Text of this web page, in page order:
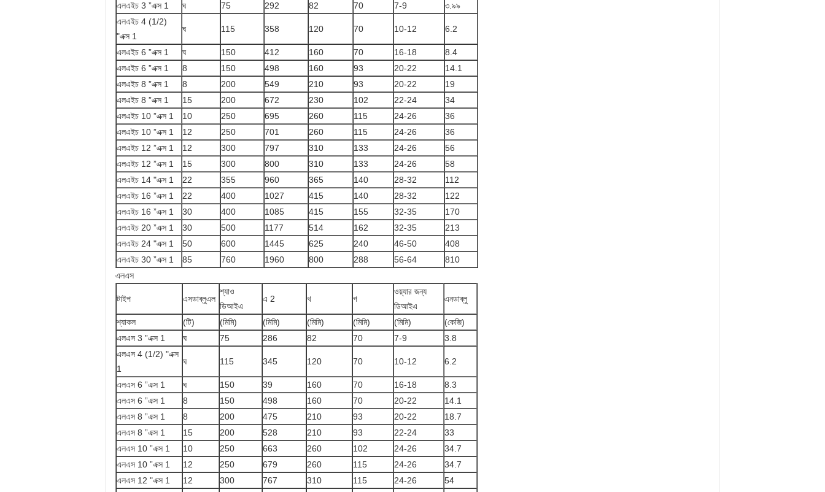
এলএইচ 3 ”এক্স 1
ঘ 75 292 82 70 7-9
৩.৯৯
এলএইচ 4 (1/2)
"এক্স 1
ঘ 115 358 120 70 10-12 6.2
এলএইচ 6 ”এক্স 1 ঘ 150 412 160 70 16-18
8.4
এলএইচ 6 ”এক্স 1
8 150 498 160 93 20-22
14.1
এলএইচ 8 ”এক্স 1
8 200 549 210 93 20-22
19
এলএইচ 8 ”এক্স 1
15 200 672 230 102 22-24
34
এলএইচ 10 ”এক্স 1
10 250 695 260 115 24-26
36
এলএইচ 10 ”এক্স 1
12 250 701 260 115 24-26
36
এলএইচ 12 ”এক্স 1
12 300 797 310 133 24-26
56
এলএইচ 12 ”এক্স 1
15 300 800 310 133 24-26
58
এলএইচ 14 "এক্স 1
22 355 960 365 140 28-32
112
এলএইচ 16 ”এক্স 1
22 400 1027 415 140 28-32
122
এলএইচ 16 ”এক্স 1
30 400 1085 415 155 32-35
170
এলএইচ 20 ”এক্স 1
30 500 1177 514 162 32-35
213
এলএইচ 24 "এক্স 1
50 600 1445 625 240 46-50
408
এলএইচ 30 ”এক্স 1
85 760 1960 800 288 56-64
810
এলএস
টাইপ এসডাব্লুএল
শ্যাও
ডিআইএ
এ 2 খ গ
ওয়্যার জন্য
ডিআইএ
এনডাব্লু
শ্যাকল (টি) (মিমি) (মিমি) (মিমি) (মিমি) (মিমি)
(কেজি)
এলএস 3 ”এক্স 1
ঘ 75 286 82 70 7-9
3.8
এলএস 4 (1/2) "এক্স
1
ঘ 115 345 120 70 10-12 6.2
এলএস 6 ”এক্স 1 ঘ 150 39 160 70 16-18
8.3
এলএস 6 ”এক্স 1
8 150 498 160 70 20-22
14.1
এলএস 8 ”এক্স 1
8 200 475 210 93 20-22
18.7
এলএস 8 ”এক্স 1
15 200 528 210 93 22-24
33
এলএস 10 ”এক্স 1
10 250 663 260 102 24-26
34.7
এলএস 10 ”এক্স 1
12 250 679 260 115 24-26
34.7
এলএস 12 "এক্স 1
12 300 767 310 115 24-26
54